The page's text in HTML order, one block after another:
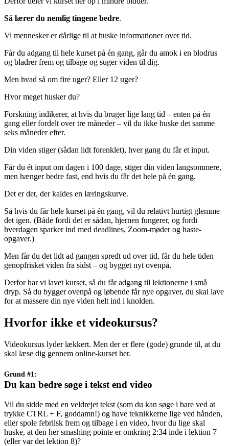
Så lærer du nemlig tingene bedre.
Vi mennesker er dårlige til at huske informationer over tid.
Får du adgang til hele kurset på én gang, går du amok i en blodrus
og bladrer frem og tilbage og suger viden til dig.
Men hvad så om fire uger? Eller 12 uger?
Hvor meget husker du?
Forskning indikerer, at hvis du bruger lige lang tid – enten på én
gang eller fordelt over tre måneder – vil du ikke huske det samme
seks måneder efter.
Din viden stiger (sådan lidt forenklet), hver gang du får et input.
Får du ét input om dagen i 100 dage, stiger din viden langsommere,
men hænger bedre fast, end hvis du får det hele på én gang.
Det er det, der kaldes en læringskurve.
Så hvis du får hele kurset på én gang, vil du relativt hurtigt glemme
det igen. (Både fordi det er sådan, hjernen fungerer, og fordi
hverdagen sparker ind med deadlines, Zoom-møder og haste-
opgaver.)
Men får du det lidt ad gangen spredt ud over tid, får du hele tiden
genopfrisket viden fra sidst – og bygget nyt ovenpå.
Derfor har vi lavet kurset, så du får adgang til lektionerne i små
dryp. Så du bygger ovenpå og løbende får nye opgaver, du skal lave
for at massere din nye viden helt ind i knolden.
Hvorfor ikke et videokursus?
Videokursus lyder lækkert. Men der er flere (gode) grunde til, at du
skal læse dig gennem online-kurset her.
Grund #1:
Du kan bedre søge i tekst end video
Vil du sidde med en veldrejet tekst (som du kan søge i bare ved at
trykke CTRL + F, goddamn!) og have teknikkerne lige ved hånden,
eller spole febrilsk frem og tilbage i en video, hvor du lige skal
huske, at den her smashing pointe er omkring 2:34 inde i lektion 7
(eller var det lektion 8)?